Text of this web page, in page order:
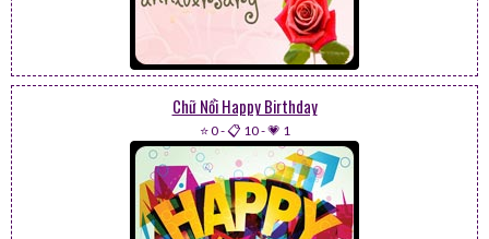
Chữ Nổi Happy Birthday
⭐ 0-📋 10-💗 1